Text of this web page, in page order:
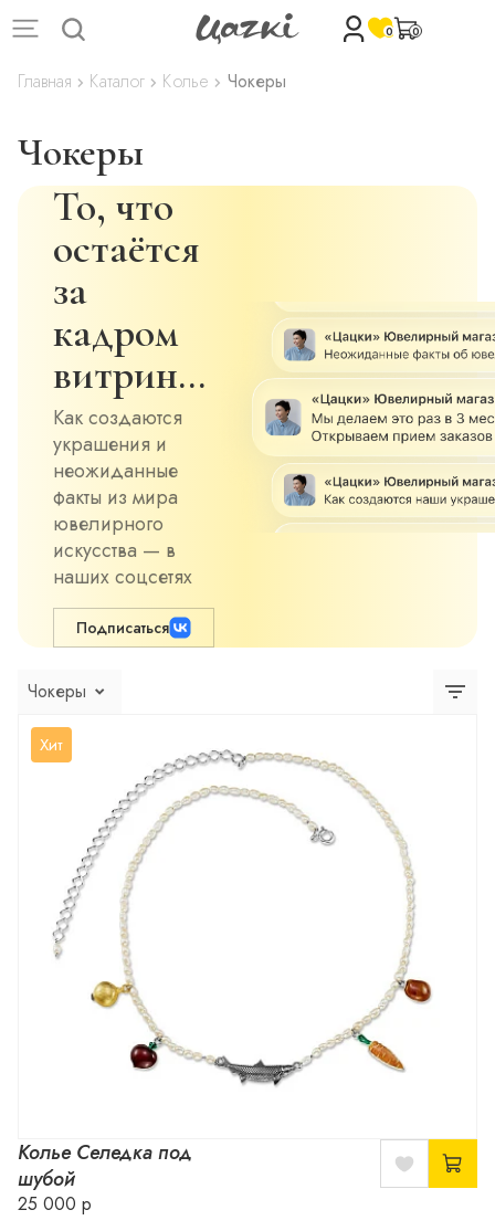
0 0
Главная Каталог Колье Чокеры
Чокеры
То, что
остаётся
за
кадром
витрин…
Как создаются
украшения и
неожиданные
факты из мира
ювелирного
искусства — в
наших соцсетях
Подписаться
Чокеры
Хит
Колье Селедка под
шубой
25 000 р